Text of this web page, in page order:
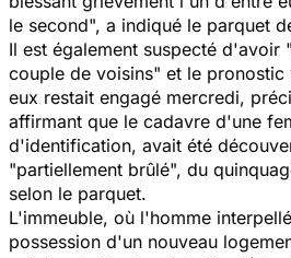
le second", a indiqué le parquet
Il est également suspecté d'avoir
couple de voisins" et le
eux restait engagé mercredi,
affirmant que le cadavre d'une
d'identification, avait été
"partiellement brûlé", du
selon le parquet.
L'immeuble, où l'homme
possession d'un nouveau